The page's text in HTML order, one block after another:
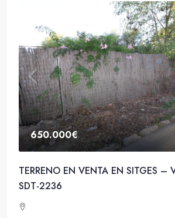
650.000€
TERRENO EN VENTA EN SITGES –
SDT-2236